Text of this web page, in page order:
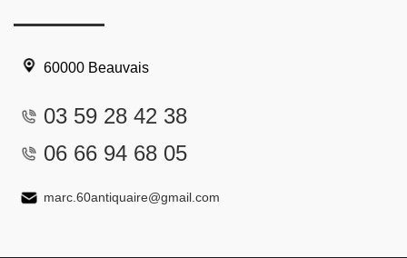
60000 Beauvais
03 59 28 42 38
06 66 94 68 05
marc.60antiquaire@gmail.com